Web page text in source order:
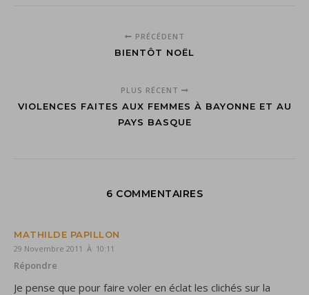
PRÉCÉDENT
BIENTÔT NOËL
PLUS RÉCENT
VIOLENCES FAITES AUX FEMMES À BAYONNE ET AU
PAYS BASQUE
6 COMMENTAIRES
MATHILDE PAPILLON
29 Novembre 2011 À 10:11
Répondre
Je pense que pour faire voler en éclat les clichés sur la